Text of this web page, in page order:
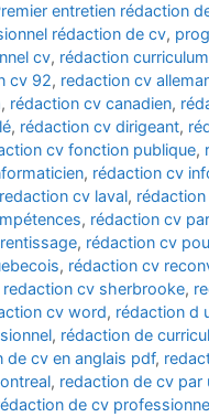
entretien rédaction
rédaction de cv,
cv, rédaction
cv 92, redaction cv
, rédaction cv canadien,
, rédaction cv dirigeant,
cv fonction publique,
, rédaction cv
redaction cv laval,
, rédaction cv
, rédaction cv
, rédaction cv
redaction cv sherbrooke,
cv word, rédaction d
, rédaction de
de cv en anglais pdf,
, redaction de cv par
de cv